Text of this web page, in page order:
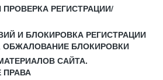
РЕГИСТРАЦИИ/
И БЛОКИРОВКА РЕГИСТРАЦИИ
ОБЖАЛОВАНИЕ БЛОКИРОВКИ
САЙТА.
ПРАВА